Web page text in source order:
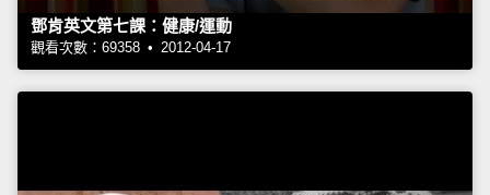
鄧肯英文第七課：健康/運動
觀看次數：69358 • 2012-04-17